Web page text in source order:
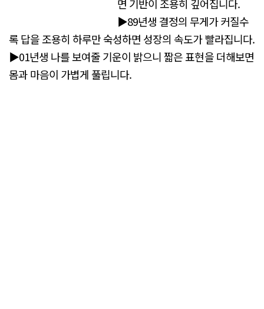
면 기반이 조용히 깊어집니다.
▶89년생 결정의 무게가 커질수
록 답을 조용히 하루만 숙성하면 성장의 속도가 빨라집니다.
▶01년생 나를 보여줄 기운이 밝으니 짧은 표현을 더해보면
몸과 마음이 가볍게 풀립니다.